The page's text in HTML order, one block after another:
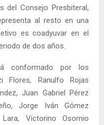
del Consejo Presbiteral,
al resto en una
es coadyuvar en el
de dos años.
conformado por los
Flores, Ranulfo Rojas
Juan Gabriel Pérez
Jorge Iván Gómez
Victorino Osornio